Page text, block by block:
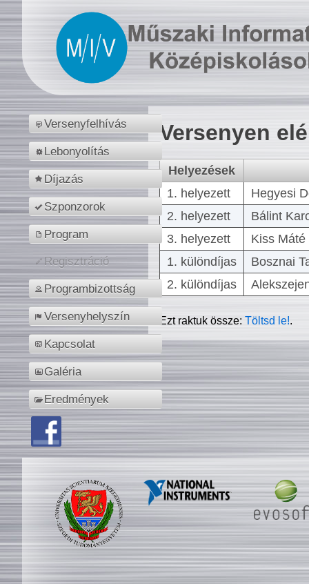
Versenyfelhívás
Lebonyolítás
Díjazás
Szponzorok
Program
Regisztráció
Programbizottság
Versenyhelyszín
Kapcsolat
Galéria
Eredmények
Versenyen
Helyezések
1. helyezett
Hegyesi
2. helyezett
Bálint
3. helyezett
Kiss
1. különdíjas
Bosznai
2. különdíjas
Ezt raktuk össze:Töltsd le!.